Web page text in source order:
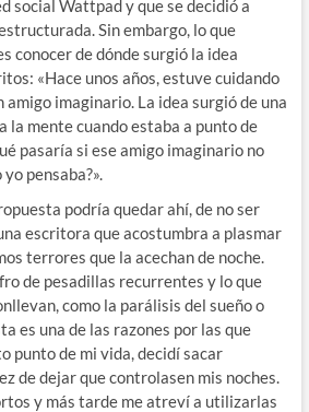
social Wattpad y que se decidió a
Sin embargo, lo que
conocer de dónde surgió la idea
«Hace unos años, estuve cuidando
amigo imaginario. La idea surgió de una
la mente cuando estaba a punto de
pasaría si ese amigo imaginario no
pensaba?».
podría quedar ahí, de no ser
escritora que acostumbra a plasmar
terrores que la acechan de noche.
de pesadillas recurrentes y lo que
como la parálisis del sueño o
es una de las razones por las que
punto de mi vida, decidí sacar
de dejar que controlasen mis noches.
y más tarde me atreví a utilizarlas